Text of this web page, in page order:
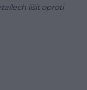
lišit oproti